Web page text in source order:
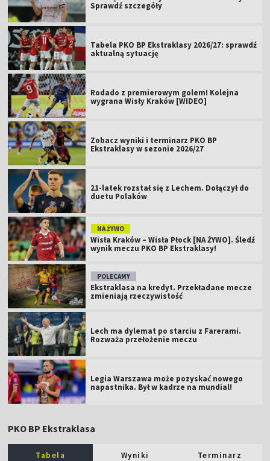
Sprawdź szczegóły
Tabela PKO BP Ekstraklasy 2026/27: sprawdź
aktualną sytuację
Rodado z premierowym golem! Kolejna
wygrana Wisły Kraków [WIDEO]
Zobacz wyniki i terminarz PKO BP
Ekstraklasy w sezonie 2026/27
21-latek rozstał się z Lechem. Dołączył do
duetu Polaków
NA ŻYWO
Wisła Kraków – Wisła Płock [NA ŻYWO]. Śledź
wynik meczu PKO BP Ekstraklasy!
POLECAMY
Ekstraklasa na kredyt. Przekładane mecze
zmieniają rzeczywistość
Lech ma dylemat po starciu z Farerami.
Rozważa przełożenie meczu
Legia Warszawa może pozyskać nowego
napastnika. Był w kadrze na mundial!
PKO BP Ekstraklasa
Tabela Wyniki Terminarz